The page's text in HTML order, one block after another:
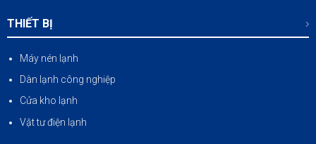
THIẾT BỊ
Máy nén lạnh
Dàn lạnh công nghiệp
Cửa kho lạnh
Vật tư điện lạnh